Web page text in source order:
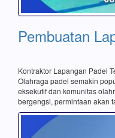
Pembuatan
Kontraktor Lapangan Padel
Olahraga padel semakin
eksekutif dan komunitas
bergengsi, permintaan akan